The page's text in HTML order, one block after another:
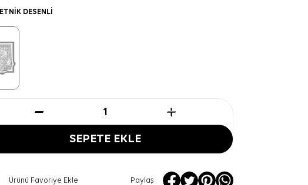
ETNİK DESENLİ
SEPETE EKLE
Ürünü Favoriye Ekle Paylaş